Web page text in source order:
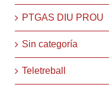
PTGAS DIU PROU
Sin categoría
Teletreball